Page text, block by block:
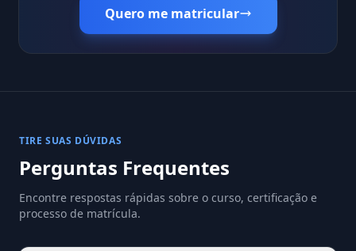
Quero me matricular
TIRE SUAS DÚVIDAS
Perguntas Frequentes
Encontre respostas rápidas sobre o curso, certificação e
processo de matrícula.